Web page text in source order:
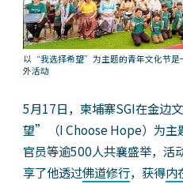
以“我选择希望”为主题的青年文化节是
外活动
5月17日，柬埔寨SGI在金边
望”（I Choose Hope）为主
官员等逾500人共襄盛举，活
享了他透过佛道修行，获得内